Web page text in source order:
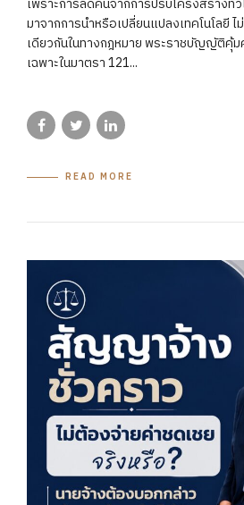
มาจากการนำหรือเปลี่ยนแปลงเทคโนโลยี
เดียวกันในทางกฎหมาย พระราชบัญญัติ
เฉพาะในมาตรา 121...
READ MORE